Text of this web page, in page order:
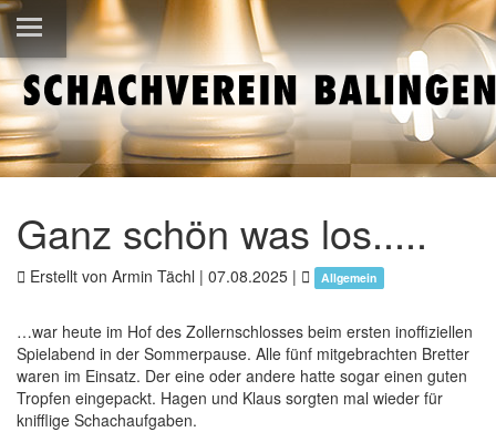
Ganz schön was los.....
Erstellt von Armin Tächl | 07.08.2025 | Allgemein
…war heute im Hof des Zollernschlosses beim ersten inoffiziellen
Spielabend in der Sommerpause. Alle fünf mitgebrachten Bretter
waren im Einsatz. Der eine oder andere hatte sogar einen guten
Tropfen eingepackt. Hagen und Klaus sorgten mal wieder für
knifflige Schachaufgaben.